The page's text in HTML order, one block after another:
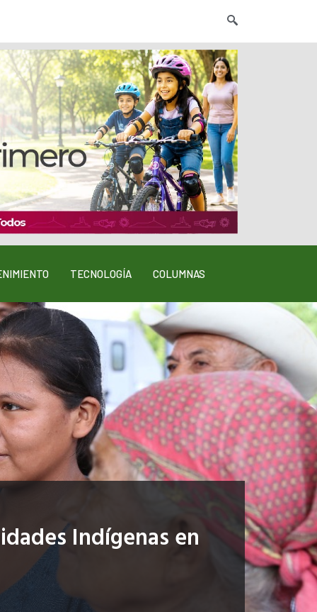
TECNOLOGÍA COLUMNAS
Indígenas en